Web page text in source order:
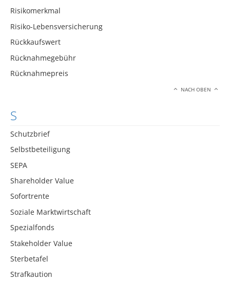
Risikomerkmal
Risiko-Lebensversicherung
Rückkaufswert
Rücknahmegebühr
Rücknahmepreis
NACH OBEN
S
Schutzbrief
Selbstbeteiligung
SEPA
Shareholder Value
Sofortrente
Soziale Marktwirtschaft
Spezialfonds
Stakeholder Value
Sterbetafel
Strafkaution